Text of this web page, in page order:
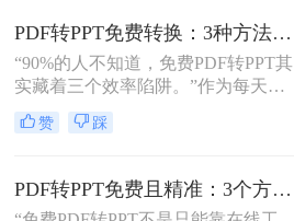
工”的泥潭——这不是能力问题，而
是工具选择的致命陷阱。那么怎么在
电脑上把pdf转换成ppt呢？作为深耕
电脑办公软件测评8年的博主，我亲
测30+工具，今天聚焦精准高效的转
换方案，帮你避开99%的坑。拒绝低
PDF转PPT免费转换：3种方法的隐藏功能和效率差异！
“90%的人不知道，免费PDF转PPT其
实藏着三个效率陷阱。”作为每天处
理20+份文档的办公博主，我见过太
多人被“免费转换”的噱头坑过——要
要么扫描版PDF转完还是图片格式，
更有甚者因为文件包含商业数据，转
赞 踩
PDF转PPT免费且精准：3个方法的转换精度和避坑指南！